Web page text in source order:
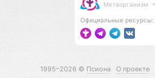
Метаорганизм
Официальные ресурсы:
1995–2026 © Псиона О проекте